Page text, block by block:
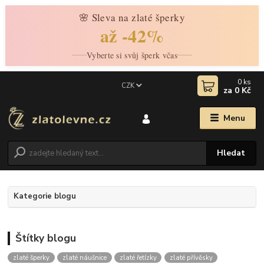
🌸 Sleva na zlaté šperky
až -42%
Vyberte si svůj šperk včas
Menu
CZK
Hledat
0 ks
za 0 Kč
Kategorie blogu
Štítky blogu
zlaté šperky zlaté náušnice zlaté řetízky
zlaté přívěsky